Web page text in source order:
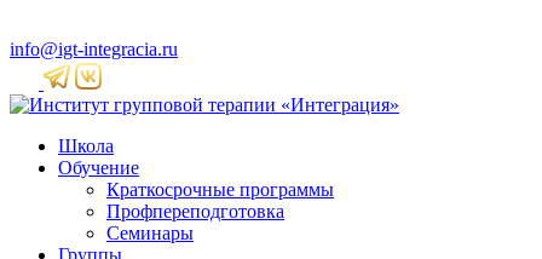
info@igt-integracia.ru
Школа
Обучение
Краткосрочные программы
Профпереподготовка
Семинары
Группы